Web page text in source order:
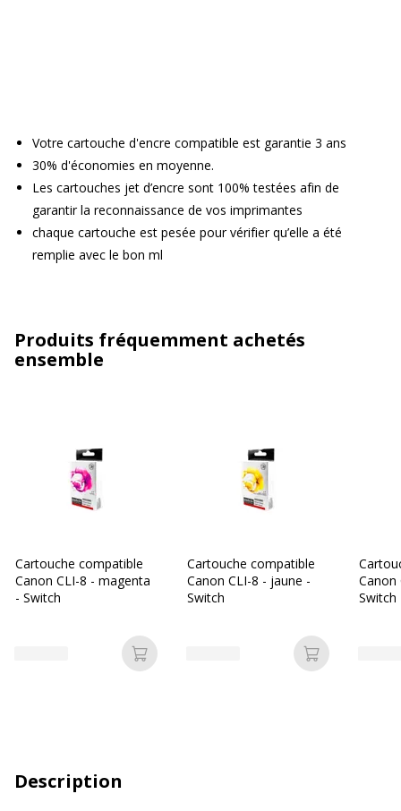
Votre cartouche d'encre compatible est garantie 3 ans
30% d'économies en moyenne.
Les cartouches jet d’encre sont 100% testées afin de
garantir la reconnaissance de vos imprimantes
chaque cartouche est pesée pour vérifier qu’elle a été
remplie avec le bon ml
Produits fréquemment achetés
ensemble
Cartouche compatible
Canon CLI-8 - magenta
- Switch
Ajouter au panier
Cartouche compatible
Canon CLI-8 - jaune -
Switch
Ajouter au
Canon
Switch
Description